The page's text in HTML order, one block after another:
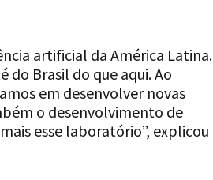
artificial da América Latina.
do Brasil do que aqui. Ao
em desenvolver novas
o desenvolvimento de
esse laboratório”, explicou